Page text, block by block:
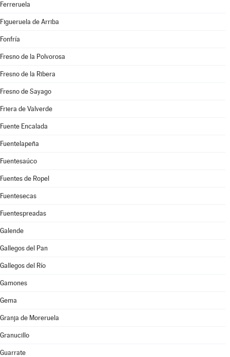
Ferreruela
Figueruela de Arriba
Fonfría
Fresno de la Polvorosa
Fresno de la Ribera
Fresno de Sayago
Friera de Valverde
Fuente Encalada
Fuentelapeña
Fuentesaúco
Fuentes de Ropel
Fuentesecas
Fuentespreadas
Galende
Gallegos del Pan
Gallegos del Río
Gamones
Gema
Granja de Moreruela
Granucillo
Guarrate